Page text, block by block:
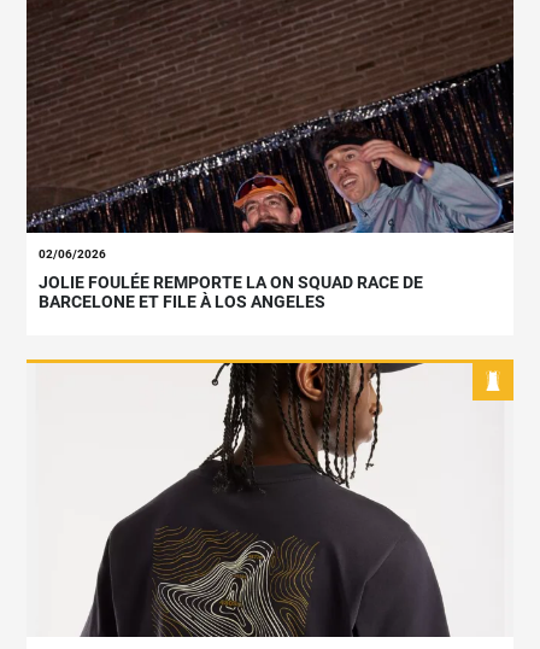
02/06/2026
JOLIE FOULÉE REMPORTE LA ON SQUAD RACE DE
BARCELONE ET FILE À LOS ANGELES